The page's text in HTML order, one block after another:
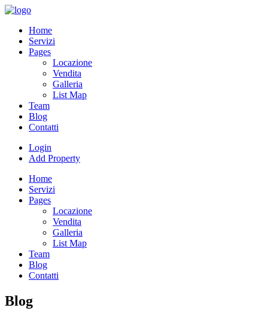
Skip
contentHome
Servizi
Pages
Locazione
Vendita
Galleria
List Map
Team
Blog
Contatti
Login
Add Property
Home
Servizi
Pages
Locazione
Vendita
Galleria
List Map
Team
Blog
Contatti
Blog